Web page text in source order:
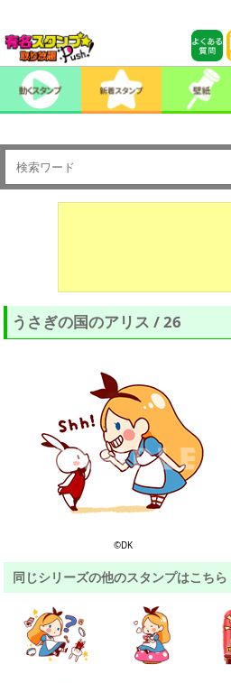
うさぎの国のアリス / 26
©DK
同じシリーズの他のスタンプはこちら